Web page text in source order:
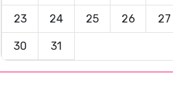
23 24 25 26 27
30 31